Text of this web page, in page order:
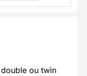
double ou twin